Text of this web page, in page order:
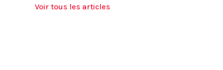
Voir tous les articles